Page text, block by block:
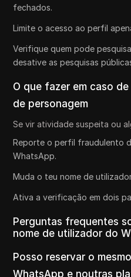
fechados.
Limite o acesso ao perfil
Verifique quem pode
desative as pesquisas
O que fazer em caso
de personagem
Se vir atividade suspeita ou
Reporte o perfil fraudulento
WhatsApp.
Muda o teu nome de
Ativa a verificação em dois
Perguntas frequentes
nome de utilizador do
Posso reservar o
WhatsApp e noutras